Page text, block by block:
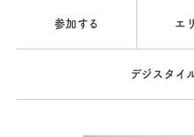
参加する エ
デジスタイ